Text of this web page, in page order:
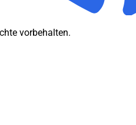
vorbehalten.